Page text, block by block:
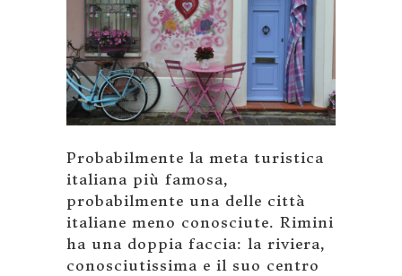
Probabilmente la meta turistica
italiana più famosa,
probabilmente una delle città
italiane meno conosciute. Rimini
ha una doppia faccia: la riviera,
conosciutissima e il suo centro